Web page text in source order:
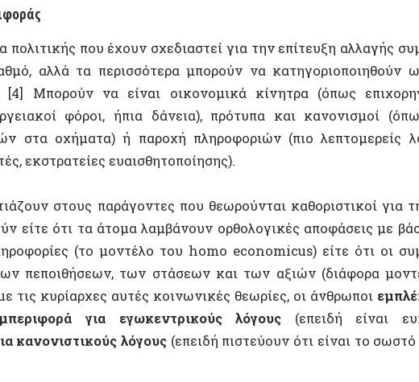
στους παράγοντες που θεωρούνται καθοριστικοί για την ατομική
ότι τα άτομα λαμβάνουν ορθολογικές αποφάσεις με βάση την
(το μοντέλο του homo economicus) είτε ότι οι συμπεριφορές
πεποιθήσεων, των στάσεων και των αξιών (διάφορα μοντέλα αξιών-
κυρίαρχες αυτές κοινωνικές θεωρίες, οι άνθρωποι εμπλέκονται
για εγωκεντρικούς λόγους (επειδή είναι ευχάριστο
λόγους
(επειδή πιστεύουν ότι είναι το σωστό που
δράσεις συνεπάγονται σύγκρουση μεταξύ εγωκεντρικών
συμπεριφορά θεωρείται συχνά λιγότερο
περισσότερο χρονοβόρα. Κατά συνέπεια, οι άνθρωποι πρέπει
να κάνουν «κάτι καλό» για το περιβάλλον και γι’ αυτό, σύμφωνα
συμπεριφοράς, οι φιλοπεριβαλλοντικές αξίες και στάσεις δεν
τις συμπεριφορές των ατόμων –ένα φαινόμενο που αποκαλούν
προτείνονται δύο στρατηγικές. Το πρώτο είναι να γίνουν οι